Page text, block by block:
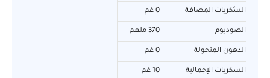
السُكريات المضافة 0 غم
الصوديوم 370 ملغم
الدهون المتحولة 0 غم
السكريات الإجمالية 10 غم